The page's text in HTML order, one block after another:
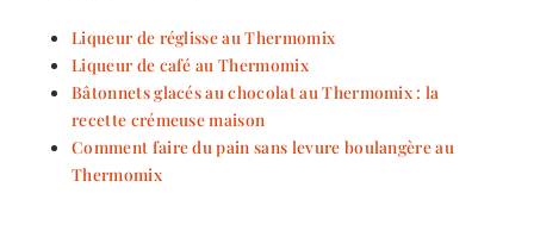
Liqueur de réglisse au Thermomix
Liqueur de café au Thermomix
Bâtonnets glacés au chocolat au Thermomix : la
recette crémeuse maison
Comment faire du pain sans levure boulangère au
Thermomix